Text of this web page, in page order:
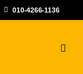
010-4266-1136